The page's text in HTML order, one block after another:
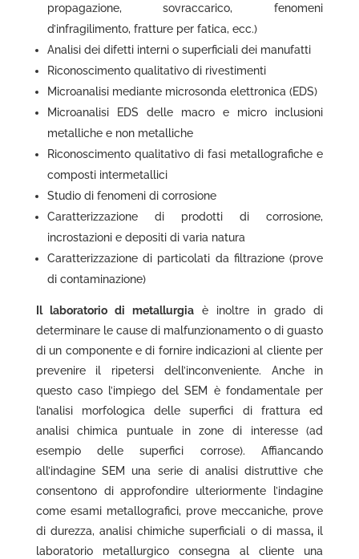
propagazione, sovraccarico, fenomeni
d’infragilimento, fratture per fatica, ecc.)
Analisi dei difetti interni o superficiali dei manufatti
Riconoscimento qualitativo di rivestimenti
Microanalisi mediante microsonda elettronica (EDS)
Microanalisi EDS delle macro e micro inclusioni
metalliche e non metalliche
Riconoscimento qualitativo di fasi metallografiche e
composti intermetallici
Studio di fenomeni di corrosione
Caratterizzazione di prodotti di corrosione,
incrostazioni e depositi di varia natura
Caratterizzazione di particolati da filtrazione (prove
di contaminazione)
Il laboratorio di metallurgiaè inoltre in grado di
determinare le cause di malfunzionamento o di guasto
di un componente e di fornire indicazioni al cliente per
prevenire il ripetersi dell’inconveniente. Anche in
questo caso l’impiego del SEM è fondamentale per
l’analisi morfologica delle superfici di frattura ed
analisi chimica puntuale in zone di interesse (ad
esempio delle superfici corrose). Affiancando
all’indagine SEM una serie di analisi distruttive che
consentono di approfondire ulteriormente l’indagine
come esami metallografici, prove meccaniche, prove
di durezza, analisi chimiche superficiali o di massa, il
laboratorio metallurgico consegna al cliente una